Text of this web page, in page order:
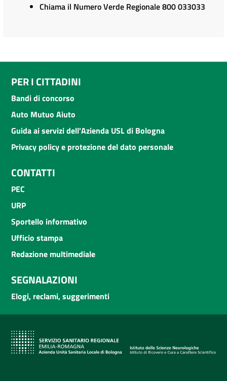
Chiama il Numero Verde Regionale 800 033033
PER I CITTADINI
Bandi di concorso
Auto Mutuo Aiuto
Guida ai servizi dell'Azienda USL di Bologna
Privacy policy e protezione del dato personale
CONTATTI
PEC
URP
Sportello informativo
Ufficio stampa
Redazione multimediale
SEGNALAZIONI
Elogi, reclami, suggerimenti